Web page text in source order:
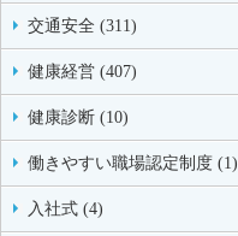
交通安全 (311)
健康経営 (407)
健康診断 (10)
働きやすい職場認定制度 (1)
入社式 (4)